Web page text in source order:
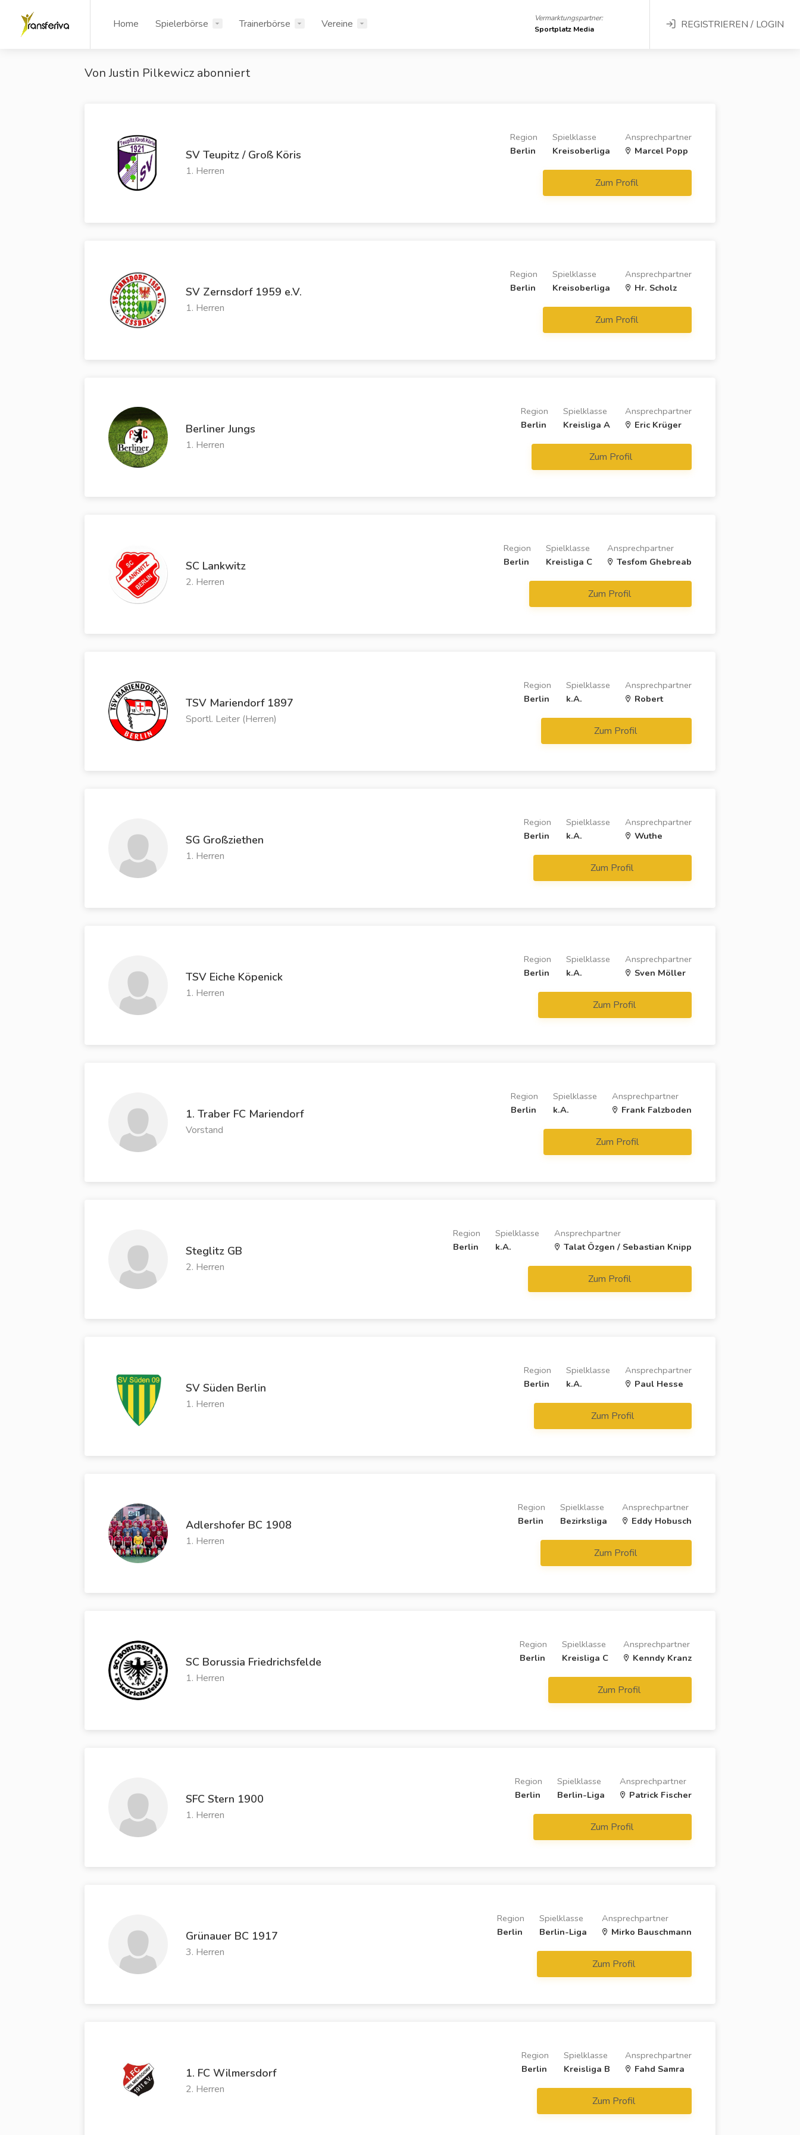
Home Spielerbörse Trainerbörse Vereine
Vermarktungspartner:
Sportplatz Media
REGISTRIEREN / LOGIN
Von Justin Pilkewicz abonniert
SV Teupitz / Groß Köris
1. Herren
Ansprechpartner
Marcel Popp
Spielklasse
Kreisoberliga
Region
Berlin
Zum Profil
SV Zernsdorf 1959 e.V.
1. Herren
Ansprechpartner
Hr. Scholz
Spielklasse
Kreisoberliga
Region
Berlin
Zum Profil
Berliner Jungs
1. Herren
Ansprechpartner
Eric Krüger
Spielklasse
Kreisliga A
Region
Berlin
Zum Profil
SC Lankwitz
2. Herren
Ansprechpartner
Tesfom Ghebreab
Spielklasse
Kreisliga C
Region
Berlin
Zum Profil
TSV Mariendorf 1897
Sportl. Leiter (Herren)
Ansprechpartner
Robert
Spielklasse
k.A.
Region
Berlin
Zum Profil
SG Großziethen
1. Herren
Ansprechpartner
Wuthe
Spielklasse
k.A.
Region
Berlin
Zum Profil
TSV Eiche Köpenick
1. Herren
Ansprechpartner
Sven Möller
Spielklasse
k.A.
Region
Berlin
Zum Profil
1. Traber FC Mariendorf
Vorstand
Ansprechpartner
Frank Falzboden
Spielklasse
k.A.
Region
Berlin
Zum Profil
Steglitz GB
2. Herren
Ansprechpartner
Talat Özgen / Sebastian Knipp
Spielklasse
k.A.
Region
Berlin
Zum Profil
SV Süden Berlin
1. Herren
Ansprechpartner
Paul Hesse
Spielklasse
k.A.
Region
Berlin
Zum Profil
Adlershofer BC 1908
1. Herren
Ansprechpartner
Eddy Hobusch
Spielklasse
Bezirksliga
Region
Berlin
Zum Profil
SC Borussia Friedrichsfelde
1. Herren
Ansprechpartner
Kenndy Kranz
Spielklasse
Kreisliga C
Region
Berlin
Zum Profil
SFC Stern 1900
1. Herren
Ansprechpartner
Patrick Fischer
Spielklasse
Berlin-Liga
Region
Berlin
Zum Profil
Grünauer BC 1917
3. Herren
Ansprechpartner
Mirko Bauschmann
Spielklasse
Berlin-Liga
Region
Berlin
Zum Profil
1. FC Wilmersdorf
2. Herren
Ansprechpartner
Fahd Samra
Spielklasse
Kreisliga B
Region
Berlin
Zum Profil